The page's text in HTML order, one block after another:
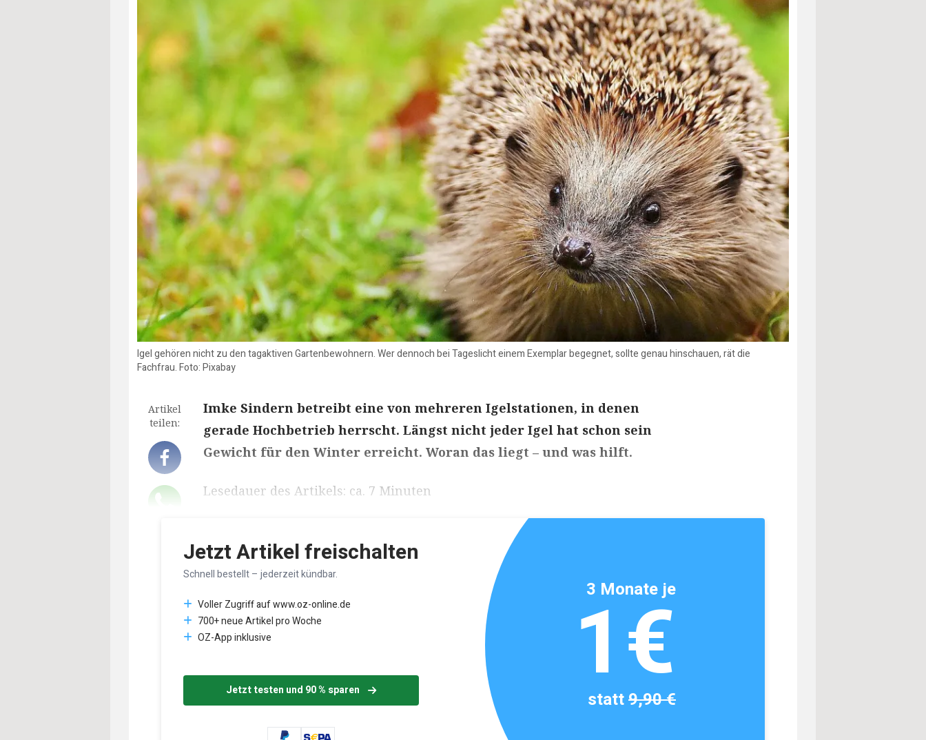
Igel gehören nicht zu den tagaktiven Gartenbewohnern. Wer dennoch bei Tageslicht einem Exemplar begegnet, sollte genau hinschauen, rät die
Fachfrau. Foto: Pixabay
Artikel
teilen:
Imke Sindern betreibt eine von mehreren Igelstationen, in denen
gerade Hochbetrieb herrscht. Längst nicht jeder Igel hat schon sein
Gewicht für den Winter erreicht. Woran das liegt – und was hilft.
Lesedauer des Artikels: ca. 7 Minuten
Jetzt Artikel freischalten
Schnell bestellt – jederzeit kündbar.
Voller Zugriff auf www.oz-online.de
700+ neue Artikel pro Woche
OZ-App inklusive
Jetzt testen und 90 % sparen
3 Monate je
1€
statt9,90 €